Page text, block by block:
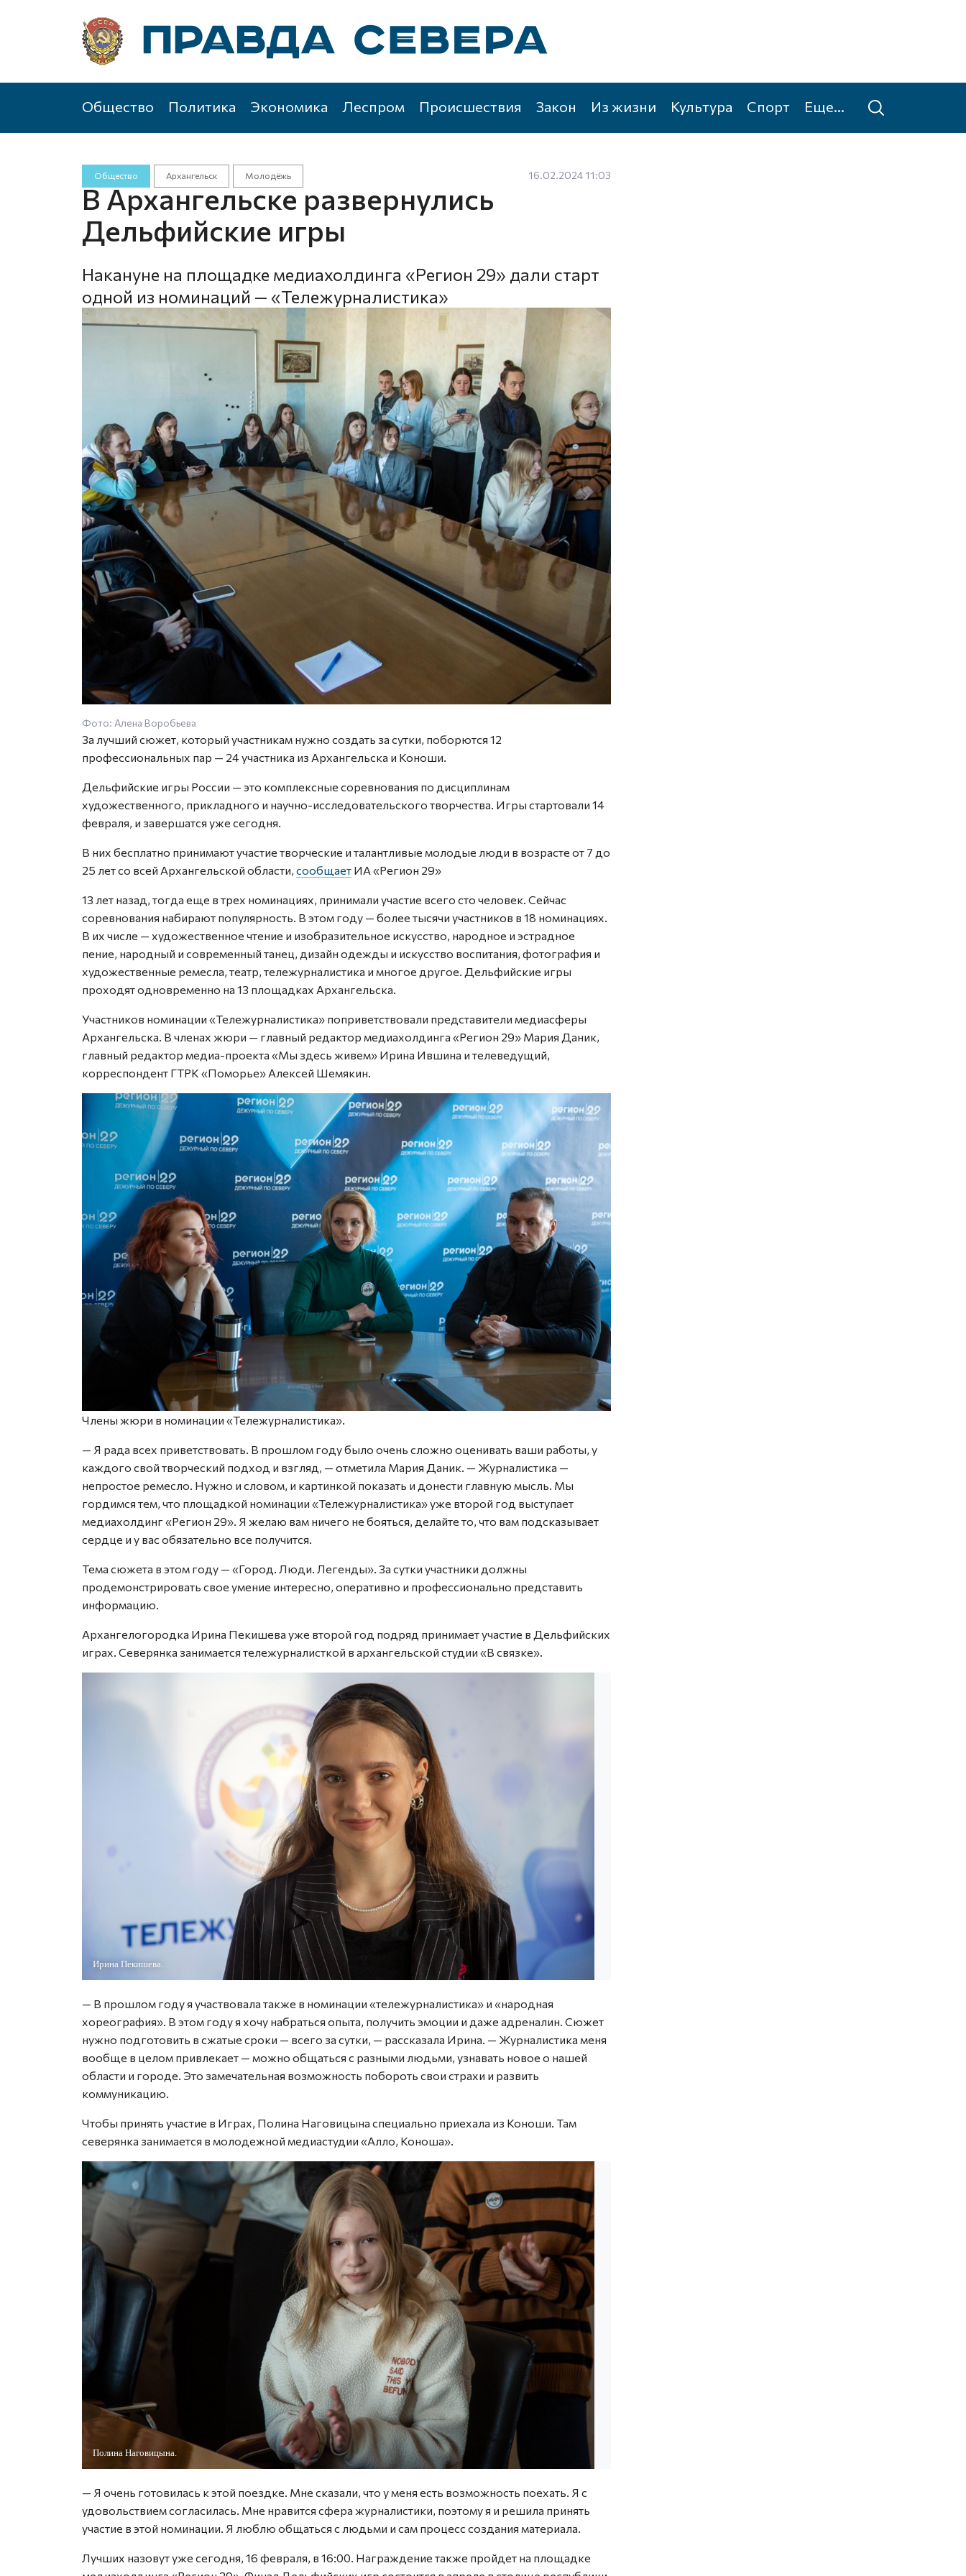
Общество Политика Экономика Леспром Происшествия Закон Из жизни Культура Спорт Еще...
Общество Архангельск Молодёжь 16.02.2024 11:03
В Архангельске развернулись
Дельфийские игры
Накануне на площадке медиахолдинга «Регион 29» дали старт
одной из номинаций — «Тележурналистика»
Фото: Алена Воробьева
За лучший сюжет, который участникам нужно создать за сутки, поборются 12
профессиональных пар — 24 участника из Архангельска и Коноши.
Дельфийские игры России — это комплексные соревнования по дисциплинам
художественного, прикладного и научно-исследовательского творчества. Игры стартовали 14
февраля, и завершатся уже сегодня.
В них бесплатно принимают участие творческие и талантливые молодые люди в возрасте от 7 до
25 лет со всей Архангельской области, сообщает ИА «Регион 29»
13 лет назад, тогда еще в трех номинациях, принимали участие всего сто человек. Сейчас
соревнования набирают популярность. В этом году — более тысячи участников в 18 номинациях.
В их числе — художественное чтение и изобразительное искусство, народное и эстрадное
пение, народный и современный танец, дизайн одежды и искусство воспитания, фотография и
художественные ремесла, театр, тележурналистика и многое другое. Дельфийские игры
проходят одновременно на 13 площадках Архангельска.
Участников номинации «Тележурналистика» поприветствовали представители медиасферы
Архангельска. В членах жюри — главный редактор медиахолдинга «Регион 29» Мария Даник,
главный редактор медиа-проекта «Мы здесь живем» Ирина Ившина и телеведущий,
корреспондент ГТРК «Поморье» Алексей Шемякин.
Члены жюри в номинации «Тележурналистика».
— Я рада всех приветствовать. В прошлом году было очень сложно оценивать ваши работы, у
каждого свой творческий подход и взгляд, — отметила Мария Даник. — Журналистика —
непростое ремесло. Нужно и словом, и картинкой показать и донести главную мысль. Мы
гордимся тем, что площадкой номинации «Тележурналистика» уже второй год выступает
медиахолдинг «Регион 29». Я желаю вам ничего не бояться, делайте то, что вам подсказывает
сердце и у вас обязательно все получится.
Тема сюжета в этом году — «Город. Люди. Легенды». За сутки участники должны
продемонстрировать свое умение интересно, оперативно и профессионально представить
информацию.
Архангелогородка Ирина Пекишева уже второй год подряд принимает участие в Дельфийских
играх. Северянка занимается тележурналисткой в архангельской студии «В связке».
Ирина Пекишева.
— В прошлом году я участвовала также в номинации «тележурналистика» и «народная
хореография». В этом году я хочу набраться опыта, получить эмоции и даже адреналин. Сюжет
нужно подготовить в сжатые сроки — всего за сутки, — рассказала Ирина. — Журналистика меня
вообще в целом привлекает — можно общаться с разными людьми, узнавать новое о нашей
области и городе. Это замечательная возможность побороть свои страхи и развить
коммуникацию.
Чтобы принять участие в Играх, Полина Наговицына специально приехала из Коноши. Там
северянка занимается в молодежной медиастудии «Алло, Коноша».
Полина Наговицына.
— Я очень готовилась к этой поездке. Мне сказали, что у меня есть возможность поехать. Я с
удовольствием согласилась. Мне нравится сфера журналистики, поэтому я и решила принять
участие в этой номинации. Я люблю общаться с людьми и сам процесс создания материала.
Лучших назовут уже сегодня, 16 февраля, в 16:00. Награждение также пройдет на площадке